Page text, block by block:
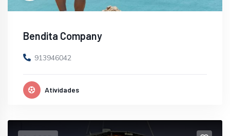
Bendita Company
913946042
Atividades